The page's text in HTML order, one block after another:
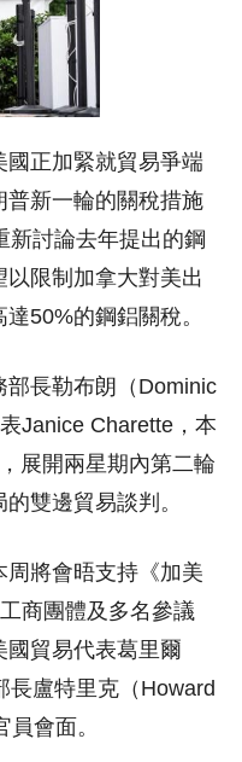
國正加緊就貿易爭端
普新一輪的關稅措施
新討論去年提出的鋼
限制加拿大對美出
50%的鋼鋁關稅。
部長勒布朗（Dominic
Janice Charette，本
展開兩星期內第二輪
雙邊貿易談判。
將會晤支持《加美
商團體及多名參議
國貿易代表葛里爾
長盧特里克（Howard
會面。